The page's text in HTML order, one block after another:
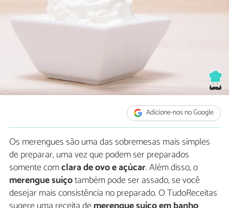
Adicione-nos no Google
Os merengues são uma das sobremesas mais simples
de preparar, uma vez que podem ser preparados
somente comclara de ovo e açúcar. Além disso, o
merengue suíçotambém pode ser assado, se você
desejar mais consistência no preparado. O TudoReceitas